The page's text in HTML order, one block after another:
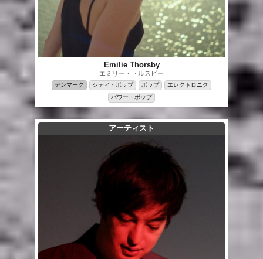
Emilie Thorsby
エミリー・トルスビー
デンマーク シティ・ポップ ポップ
エレクトロニク
パワー・ポップ
アーティスト